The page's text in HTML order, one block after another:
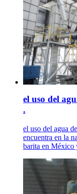
el uso del
.
el uso del agua
encuentra en la
barita en México